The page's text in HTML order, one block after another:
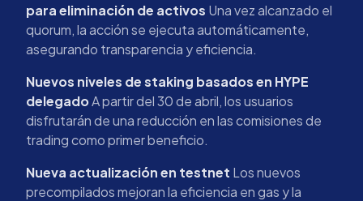
para eliminación de activos Una vez alcanzado el
quorum, la acción se ejecuta automáticamente,
asegurando transparencia y eficiencia.
Nuevos niveles de staking basados en HYPE
delegadoA partir del 30 de abril, los usuarios
disfrutarán de una reducción en las comisiones de
trading como primer beneficio.
Nueva actualización en testnet Los nuevos
precompilados mejoran la eficiencia en gas y la